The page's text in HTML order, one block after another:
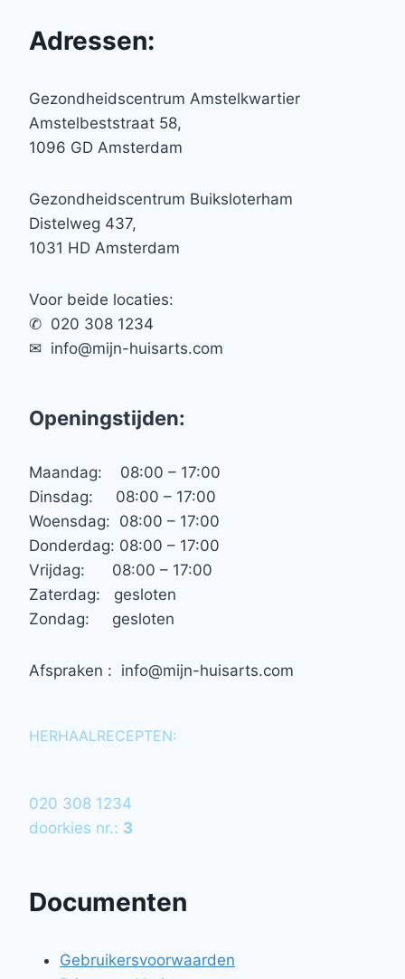
Adressen:
Gezondheidscentrum Amstelkwartier
Amstelbeststraat 58,
1096 GD Amsterdam
Gezondheidscentrum Buiksloterham
Distelweg 437,
1031 HD Amsterdam
Voor beide locaties:
✆ 020 308 1234
✉︎ info@mijn-huisarts.com
Openingstijden:
Maandag: 08:00 – 17:00
Dinsdag: 08:00 – 17:00
Woensdag: 08:00 – 17:00
Donderdag: 08:00 – 17:00
Vrijdag: 08:00 – 17:00
Zaterdag: gesloten
Zondag: gesloten
Afspraken : info@mijn-huisarts.com
HERHAALRECEPTEN:
020 308 1234
doorkies nr.: 3
Documenten
Gebruikersvoorwaarden